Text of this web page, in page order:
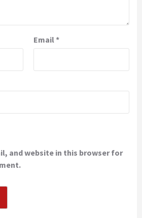
Email *
and website in this browser for